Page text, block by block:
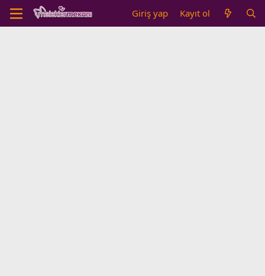
Giriş yap Kayıt ol